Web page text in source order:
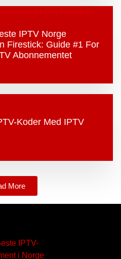
IPTV Norge
Firestick: Guide #1 For
Abonnementet
Koder Med IPTV
More